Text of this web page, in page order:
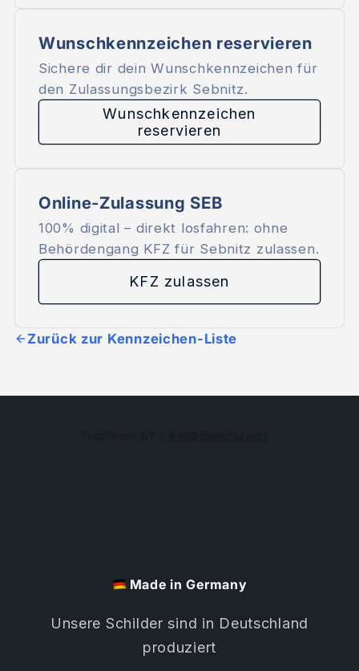
Wunschkennzeichen reservieren
Sichere dir dein Wunschkennzeichen für
den Zulassungsbezirk Sebnitz.
Wunschkennzeichen
reservieren
Online-Zulassung SEB
100% digital – direkt losfahren: ohne
Behördengang KFZ für Sebnitz zulassen.
KFZ zulassen
Zurück zur Kennzeichen-Liste
Made in Germany
Unsere Schilder sind in Deutschland
produziert